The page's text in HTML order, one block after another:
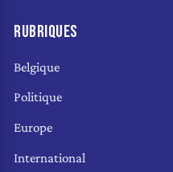
RUBRIQUES
Belgique
Politique
Europe
International